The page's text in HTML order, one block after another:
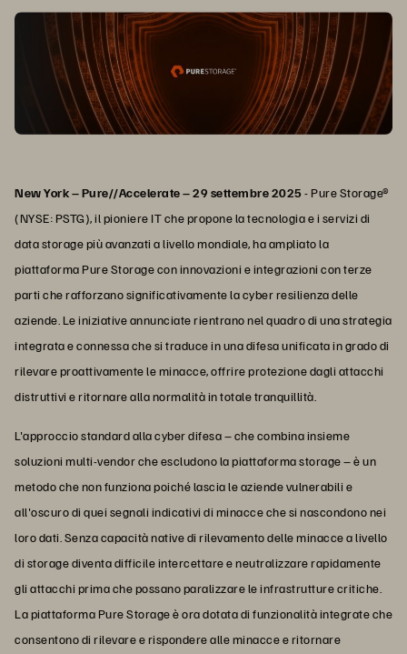
New York – Pure//Accelerate – 29 settembre 2025- Pure Storage®
(NYSE: PSTG), il pioniere IT che propone la tecnologia e i servizi di
data storage più avanzati a livello mondiale, ha ampliato la
piattaforma Pure Storage con innovazioni e integrazioni con terze
parti che rafforzano significativamente la cyber resilienza delle
aziende. Le iniziative annunciate rientrano nel quadro di una strategia
integrata e connessa che si traduce in una difesa unificata in grado di
rilevare proattivamente le minacce, offrire protezione dagli attacchi
distruttivi e ritornare alla normalità in totale tranquillità.
L'approccio standard alla cyber difesa – che combina insieme
soluzioni multi-vendor che escludono la piattaforma storage – è un
metodo che non funziona poiché lascia le aziende vulnerabili e
all'oscuro di quei segnali indicativi di minacce che si nascondono nei
loro dati. Senza capacità native di rilevamento delle minacce a livello
di storage diventa difficile intercettare e neutralizzare rapidamente
gli attacchi prima che possano paralizzare le infrastrutture critiche.
La piattaforma Pure Storage è ora dotata di funzionalità integrate che
consentono di rilevare e rispondere alle minacce e ritornare